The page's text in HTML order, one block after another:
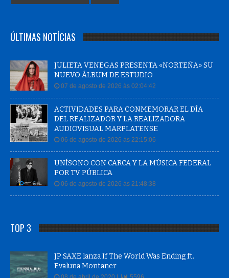
ÚLTIMAS NOTÍCIAS
JULIETA VENEGAS PRESENTA «NORTEÑA» SU
NUEVO ÁLBUM DE ESTUDIO
07 de agosto de 2026 às 02:04:42
ACTIVIDADES PARA CONMEMORAR EL DÍA
DEL REALIZADOR Y LA REALIZADORA
AUDIOVISUAL MARPLATENSE
06 de agosto de 2026 às 22:15:06
UNÍSONO CON CARCA Y LA MÚSICA FEDERAL
POR TV PÚBLICA
06 de agosto de 2026 às 21:48:38
TOP 3
JP SAXE lanza If The World Was Ending ft.
Evaluna Montaner